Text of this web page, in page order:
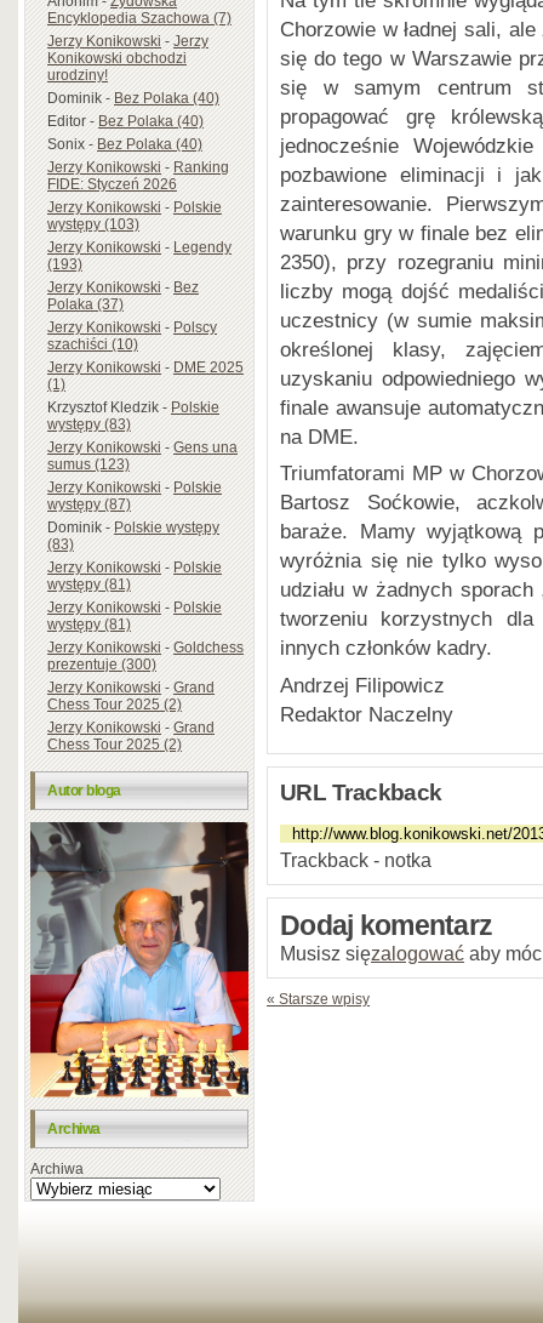
Encyklopedia Szachowa (7)
Jerzy Konikowski-Jerzy
Konikowski obchodzi
urodziny!
Dominik-Bez Polaka (40)
Editor-Bez Polaka (40)
Sonix-Bez Polaka (40)
Jerzy Konikowski-Ranking
FIDE: Styczeń 2026
Jerzy Konikowski-Polskie
występy (103)
Jerzy Konikowski-Legendy
(193)
Jerzy Konikowski-Bez
Polaka (37)
Jerzy Konikowski-Polscy
szachiści (10)
Jerzy Konikowski-DME 2025
(1)
Krzysztof Kledzik-Polskie
występy (83)
Jerzy Konikowski-Gens una
sumus (123)
Jerzy Konikowski-Polskie
występy (87)
Dominik-Polskie występy
(83)
Jerzy Konikowski-Polskie
występy (81)
Jerzy Konikowski-Polskie
występy (81)
Jerzy Konikowski-Goldchess
prezentuje (300)
Jerzy Konikowski-Grand
Chess Tour 2025 (2)
Jerzy Konikowski-Grand
Chess Tour 2025 (2)
Autor bloga
Archiwa
Archiwa
Chorzowie w ładnej sali,
się do tego w Warszawie
się w samym centrum
propagować grę
jednocześnie
pozbawione eliminacji i
zainteresowanie.
warunku gry w finale bez
2350), przy rozegraniu
liczby mogą dojść
uczestnicy (w sumie
określonej klasy,
uzyskaniu odpowiedniego
finale awansuje
na DME.
Triumfatorami MP w
Bartosz Soćkowie,
baraże. Mamy wyjątkową
wyróżnia się nie tylko
udziału w żadnych
tworzeniu korzystnych
innych członków kadry.
Andrzej Filipowicz
Redaktor Naczelny
URL Trackback
Trackback - notka
Dodaj komentarz
Musisz sięzalogować aby
« Starsze wpisy